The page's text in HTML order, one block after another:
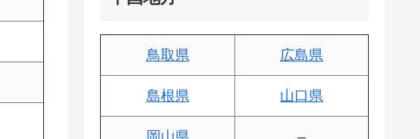
鳥取県 広島県
島根県 山口県